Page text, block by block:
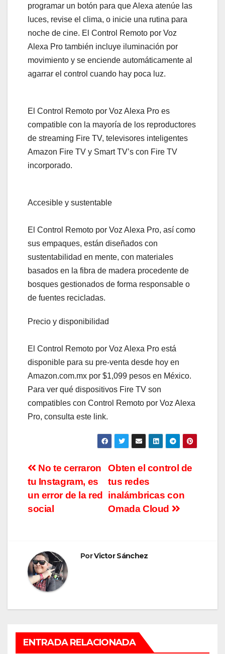
programar un botón para que Alexa atenúe las
luces, revise el clima, o inicie una rutina para
noche de cine. El Control Remoto por Voz
Alexa Pro también incluye iluminación por
movimiento y se enciende automáticamente al
agarrar el control cuando hay poca luz.
El Control Remoto por Voz Alexa Pro es
compatible con la mayoría de los reproductores
de streaming Fire TV, televisores inteligentes
Amazon Fire TV y Smart TV’s con Fire TV
incorporado.
Accesible y sustentable
El Control Remoto por Voz Alexa Pro, así como
sus empaques, están diseñados con
sustentabilidad en mente, con materiales
basados en la fibra de madera procedente de
bosques gestionados de forma responsable o
de fuentes recicladas.
Precio y disponibilidad
El Control Remoto por Voz Alexa Pro está
disponible para su pre-venta desde hoy en
Amazon.com.mx por $1,099 pesos en México.
Para ver qué dispositivos Fire TV son
compatibles con Control Remoto por Voz Alexa
Pro, consulta este link.
Navegación
de
entradas
Obten el control de
tus redes
inalámbricas con
Omada Cloud
No te cerraron
tu Instagram, es
un error de la red
social
PorVictor Sánchez
ENTRADA RELACIONADA